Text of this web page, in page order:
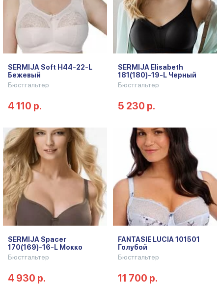
SERMIJA Soft H44-22-L
Бежевый
Бюстгальтер
4 110 р.
SERMIJA Elisabeth
181(180)-19-L Черный
Бюстгальтер
5 230 р.
SERMIJA Spacer
170(169)-16-L Мокко
Бюстгальтер
4 930 р.
FANTASIE LUCIA 101501
Голубой
Бюстгальтер
11 700 р.